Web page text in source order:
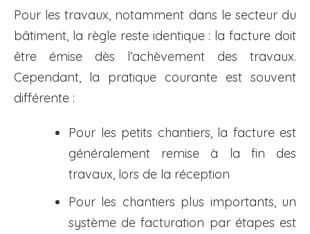
Pour les travaux, notamment dans le secteur du
bâtiment, la règle reste identique : la facture doit
être émise dès l’achèvement des travaux.
Cependant, la pratique courante est souvent
différente :
Pour les petits chantiers, la facture est
généralement remise à la fin des
travaux, lors de la réception
Pour les chantiers plus importants, un
système de facturation par étapes est